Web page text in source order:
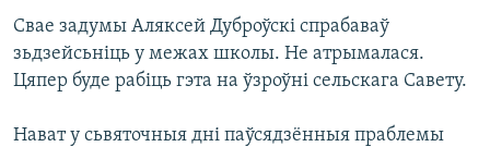
Свае задумы Аляксей Дуброўскі спрабаваў
зьдзейсьніць у межах школы. Не атрымалася.
Цяпер буде рабіць гэта на ўзроўні сельскага Савету.
Нават у сьвяточныя дні паўсядзённыя праблемы